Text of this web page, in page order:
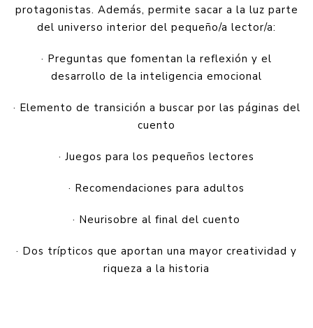
protagonistas. Además, permite sacar a la luz parte
del universo interior del pequeño/a lector/a:
· Preguntas que fomentan la reflexión y el
desarrollo de la inteligencia emocional
· Elemento de transición a buscar por las páginas del
cuento
· Juegos para los pequeños lectores
· Recomendaciones para adultos
· Neurisobre al final del cuento
· Dos trípticos que aportan una mayor creatividad y
riqueza a la historia